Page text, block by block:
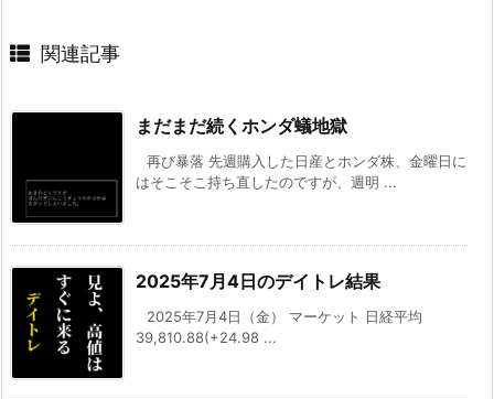
関連記事
まだまだ続くホンダ蟻地獄
再び暴落 先週購入した日産とホンダ株、金曜日に
はそこそこ持ち直したのですが、週明 ...
2025年7月4日のデイトレ結果
2025年7月4日（金） マーケット 日経平均
39,810.88(+24.98 ...